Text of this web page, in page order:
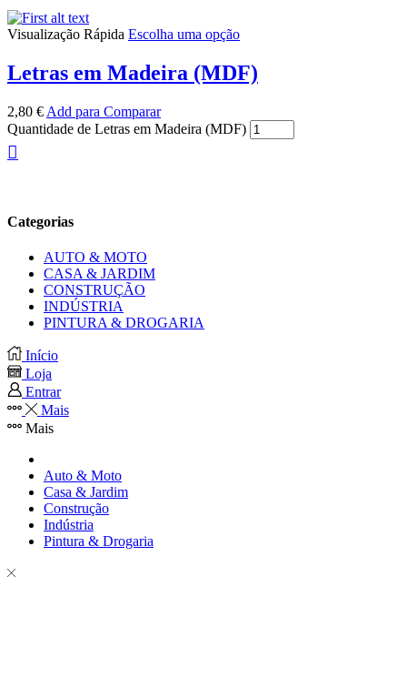
Visualização Rápida Escolha uma opção
Letras em Madeira (MDF)
2,80 € Add para Comparar
Quantidade de Letras em Madeira (MDF)
Categorias
AUTO & MOTO
CASA & JARDIM
CONSTRUÇÃO
INDÚSTRIA
PINTURA & DROGARIA
Início
Loja
Entrar
Mais
Mais
Auto & Moto
Casa & Jardim
Construção
Indústria
Pintura & Drogaria